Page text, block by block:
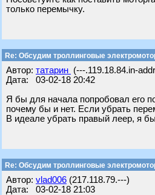
только перемычку.
Re: Обсудим троллинговые
Автор: татарин (---.119.18.84.in-
Дата: 03-02-18 20:42
Я бы для начала попробовал его
почему бы и нет. Если убрать
В идеале убрать правый леер, я
Re: Обсудим троллинговые
Автор: vlad006 (217.118.79.---)
Дата: 03-02-18 21:03